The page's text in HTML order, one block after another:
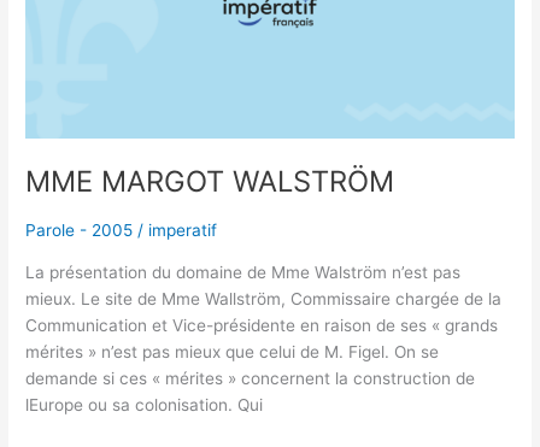
MME MARGOT WALSTRÖM
Parole - 2005 / imperatif
La présentation du domaine de Mme Walström n’est pas
mieux. Le site de Mme Wallström, Commissaire chargée de la
Communication et Vice-présidente en raison de ses « grands
mérites » n’est pas mieux que celui de M. Figel. On se
demande si ces « mérites » concernent la construction de
lEurope ou sa colonisation. Qui